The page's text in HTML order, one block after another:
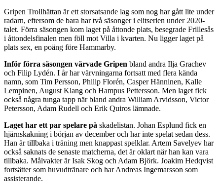
Gripen Trollhättan är ett storsatsande lag som nog har gått lite under
radarn, eftersom de bara har två säsonger i elitserien under 2020-
talet. Förra säsongen kom laget på åttonde plats, besegrade Frillesås
i åttondelsfinalen men föll mot Villa i kvarten. Nu ligger laget på
plats sex, en poäng före Hammarby.
Inför förra säsongen värvade Gripen bland andra Ilja Grachev
och Filip Lydén. I år har värvningarna fortsatt med flera kända
namn, som Tim Persson, Philip Florén, Casper Hänninen, Kalle
Lempinen, August Klang och Hampus Pettersson. Men laget fick
också några tunga tapp när bland andra William Arvidsson, Victor
Petersson, Adam Rudell och Erik Quiros lämnade.
Laget har ett par spelare på skadelistan. Johan Esplund fick en
hjärnskakning i början av december och har inte spelat sedan dess.
Han är tillbaka i träning men knappast spelklar. Artem Savelyev har
också saknats de senaste matcherna, det är oklart när han kan vara
tillbaka. Målvakter är Isak Skog och Adam Björk. Joakim Hedqvist
fortsätter som huvudtränare och har Andreas Ingemarsson som
assisterande.